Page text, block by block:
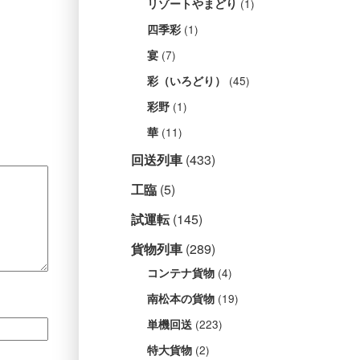
リゾートやまどり (1)
四季彩 (1)
宴 (7)
彩（いろどり） (45)
彩野 (1)
華 (11)
回送列車 (433)
工臨 (5)
試運転(145)
貨物列車 (289)
コンテナ貨物 (4)
南松本の貨物 (19)
単機回送 (223)
特大貨物 (2)